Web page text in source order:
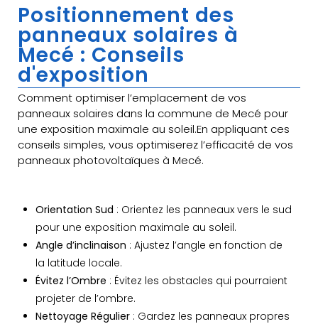
Positionnement des
panneaux solaires à
Mecé : Conseils
d'exposition
Comment optimiser l’emplacement de vos
panneaux solaires dans la commune de Mecé pour
une exposition maximale au soleil.En appliquant ces
conseils simples, vous optimiserez l’efficacité de vos
panneaux photovoltaïques à Mecé.
Orientation Sud : Orientez les panneaux vers le sud
pour une exposition maximale au soleil.
Angle d’inclinaison : Ajustez l’angle en fonction de
la latitude locale.
Évitez l’Ombre : Évitez les obstacles qui pourraient
projeter de l’ombre.
Nettoyage Régulier : Gardez les panneaux propres